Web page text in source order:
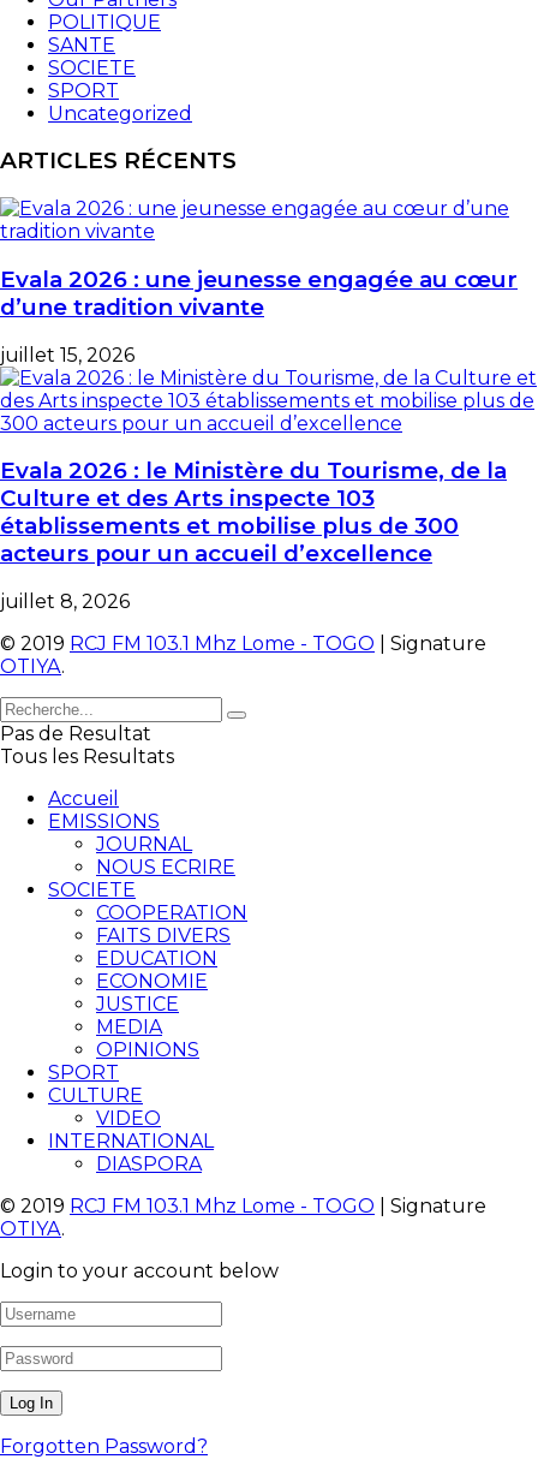
POLITIQUE
SANTE
SOCIETE
SPORT
Uncategorized
ARTICLES RÉCENTS
Evala 2026 : une jeunesse engagée au cœur
d’une tradition vivante
juillet 15, 2026
Evala 2026 : le Ministère du Tourisme, de la
Culture et des Arts inspecte 103
établissements et mobilise plus de 300
acteurs pour un accueil d’excellence
juillet 8, 2026
© 2019 RCJ FM 103.1 Mhz Lome - TOGO | Signature
OTIYA.
Pas de Resultat
Tous les Resultats
Accueil
EMISSIONS
JOURNAL
NOUS ECRIRE
SOCIETE
COOPERATION
FAITS DIVERS
EDUCATION
ECONOMIE
JUSTICE
MEDIA
OPINIONS
SPORT
CULTURE
VIDEO
INTERNATIONAL
DIASPORA
© 2019 RCJ FM 103.1 Mhz Lome - TOGO | Signature
OTIYA.
Login to your account below
Forgotten Password?